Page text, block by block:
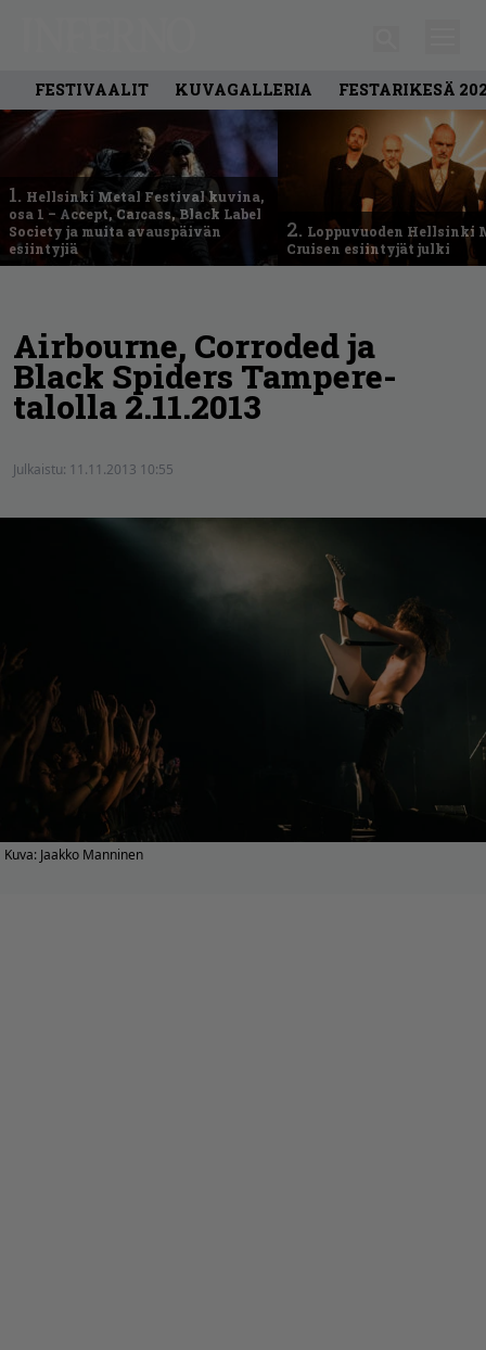
FESTIVAALIT KUVAGALLERIA FESTARIKESÄ
1. Hellsinki Metal Festival kuvina,
osa 1 – Accept, Carcass, Black Label
Society ja muita avauspäivän
esiintyjiä
2. Loppuvuoden Hellsinki
Cruisen esiintyjät julki
Airbourne, Corroded ja
Black Spiders Tampere-
talolla 2.11.2013
Julkaistu: 11.11.2013 10:55
Kuva: Jaakko Manninen